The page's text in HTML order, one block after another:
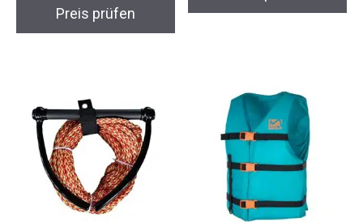
Preis prüfen